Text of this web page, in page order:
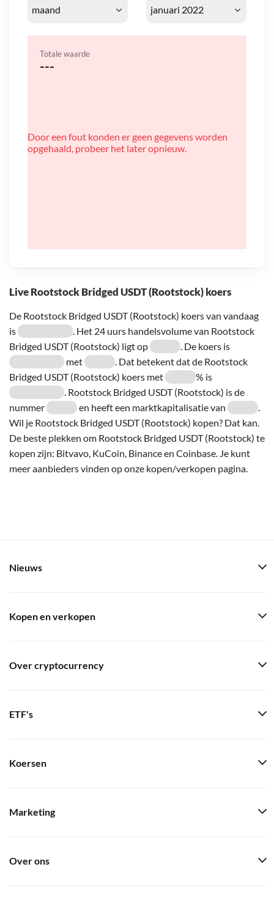
Live Rootstock Bridged USDT (Rootstock) koers
De Rootstock Bridged USDT (Rootstock) koers van vandaag
is
. Het 24 uurs handelsvolume van Rootstock
Bridged USDT (Rootstock) ligt op
. De koers is
met
. Dat betekent dat de Rootstock
Bridged USDT (Rootstock) koers met
% is
. Rootstock Bridged USDT (Rootstock) is de
nummer
en heeft een marktkapitalisatie van
.
Wil je Rootstock Bridged USDT (Rootstock) kopen? Dat kan.
De beste plekken om Rootstock Bridged USDT (Rootstock) te
kopen zijn: Bitvavo, KuCoin, Binance en Coinbase. Je kunt
meer aanbieders vinden op onze kopen/verkopen pagina.
Totale waarde
---
Door een fout konden er geen gegevens worden
opgehaald, probeer het later opnieuw.
Nieuws
Kopen en verkopen
Over cryptocurrency
ETF's
Koersen
Marketing
Over ons